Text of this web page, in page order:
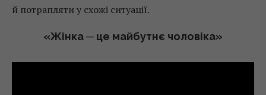
й потрапляти у схожі ситуації.
«Жінка ─ це майбутнє чоловіка»